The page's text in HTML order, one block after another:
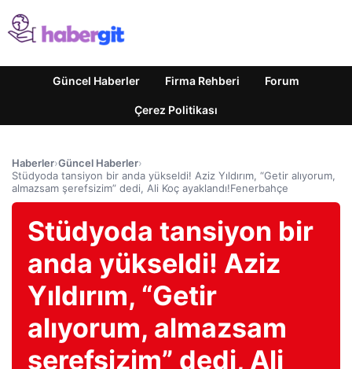
Güncel Haberler Firma Rehberi Forum
Çerez Politikası
Haberler›Güncel Haberler›
Stüdyoda tansiyon bir anda yükseldi! Aziz Yıldırım, “Getir alıyorum,
almazsam şerefsizim” dedi, Ali Koç ayaklandı!Fenerbahçe
Stüdyoda tansiyon bir
anda yükseldi! Aziz
Yıldırım, “Getir
alıyorum, almazsam
şerefsizim” dedi, Ali